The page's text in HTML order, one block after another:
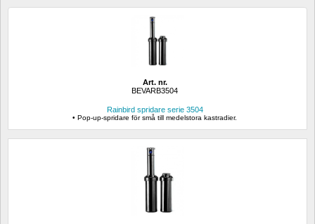
Art. nr.
BEVARB3504
Rainbird spridare serie 3504
• Pop-up-spridare för små till medelstora kastradier.